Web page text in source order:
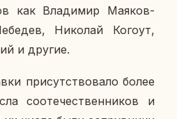
как Вла­ди­мир Ма­я­ков­
Ни­ко­лай Когоут,
и другие.
при­сут­ство­ва­ло более
со­оте­че­ствен­ни­ков и